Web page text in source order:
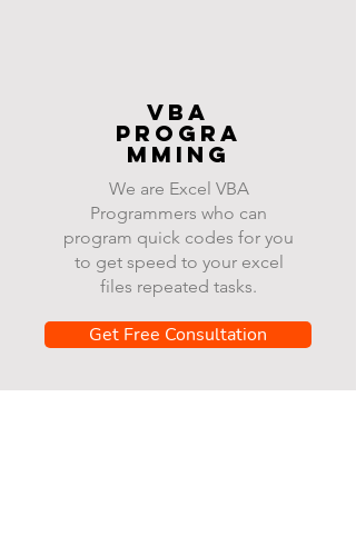
VBA
progra
mming
We are Excel VBA
Programmers who can
program quick codes for you
to get speed to your excel
files repeated tasks.
Get Free Consultation